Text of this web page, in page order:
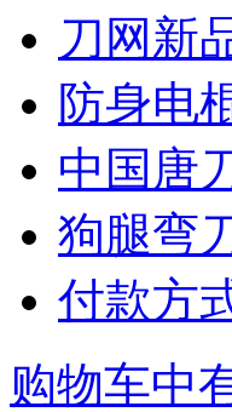
刀网新
防身电
中国唐
狗腿弯
付款方
购物车中